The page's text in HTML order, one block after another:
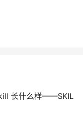
长什么样——SKIL